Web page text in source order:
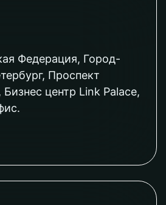
Федерация, Город-
Проспект
Бизнес центр Link Palace,